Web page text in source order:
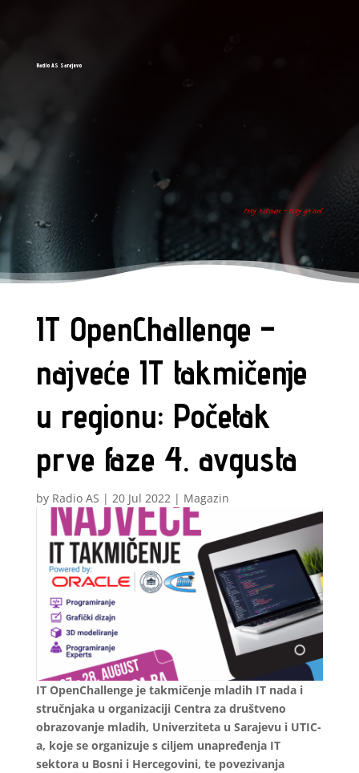
Radio AS Sarajevo
tvoj ritam - tvoj grad
IT OpenChallenge –
najveće IT takmičenje
u regionu: Početak
prve faze 4. avgusta
by Radio AS | 20 Jul 2022| Magazin
IT OpenChallenge je takmičenje mladih IT nada i
stručnjaka u organizaciji Centra za društveno
obrazovanje mladih, Univerziteta u Sarajevu i UTIC-
a, koje se organizuje s ciljem unapređenja IT
sektora u Bosni i Hercegovini, te povezivanja